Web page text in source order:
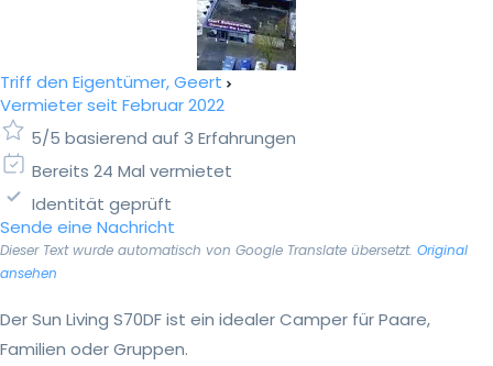
Triff den Eigentümer, Geert
Vermieter seit Februar 2022
5/5 basierend auf 3 Erfahrungen
Bereits 24 Mal vermietet
Identität geprüft
Sende eine Nachricht
Dieser Text wurde automatisch von Google Translate übersetzt. Original
ansehen
Der Sun Living S70DF ist ein idealer Camper für Paare,
Familien oder Gruppen.